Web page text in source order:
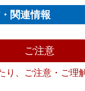
関連情報
ご注意
り、ご注意・ご理